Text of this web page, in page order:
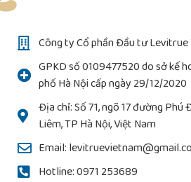
Công ty Cổ phần Đầu tư
GPKD số 0109477520 do sở kế
phố Hà Nội cấp ngày 29/12/2020
Địa chỉ: Số 71, ngõ 17 đường Phú
Liêm, TP Hà Nội, Việt Nam
Email:
Hotline: 0971 253689